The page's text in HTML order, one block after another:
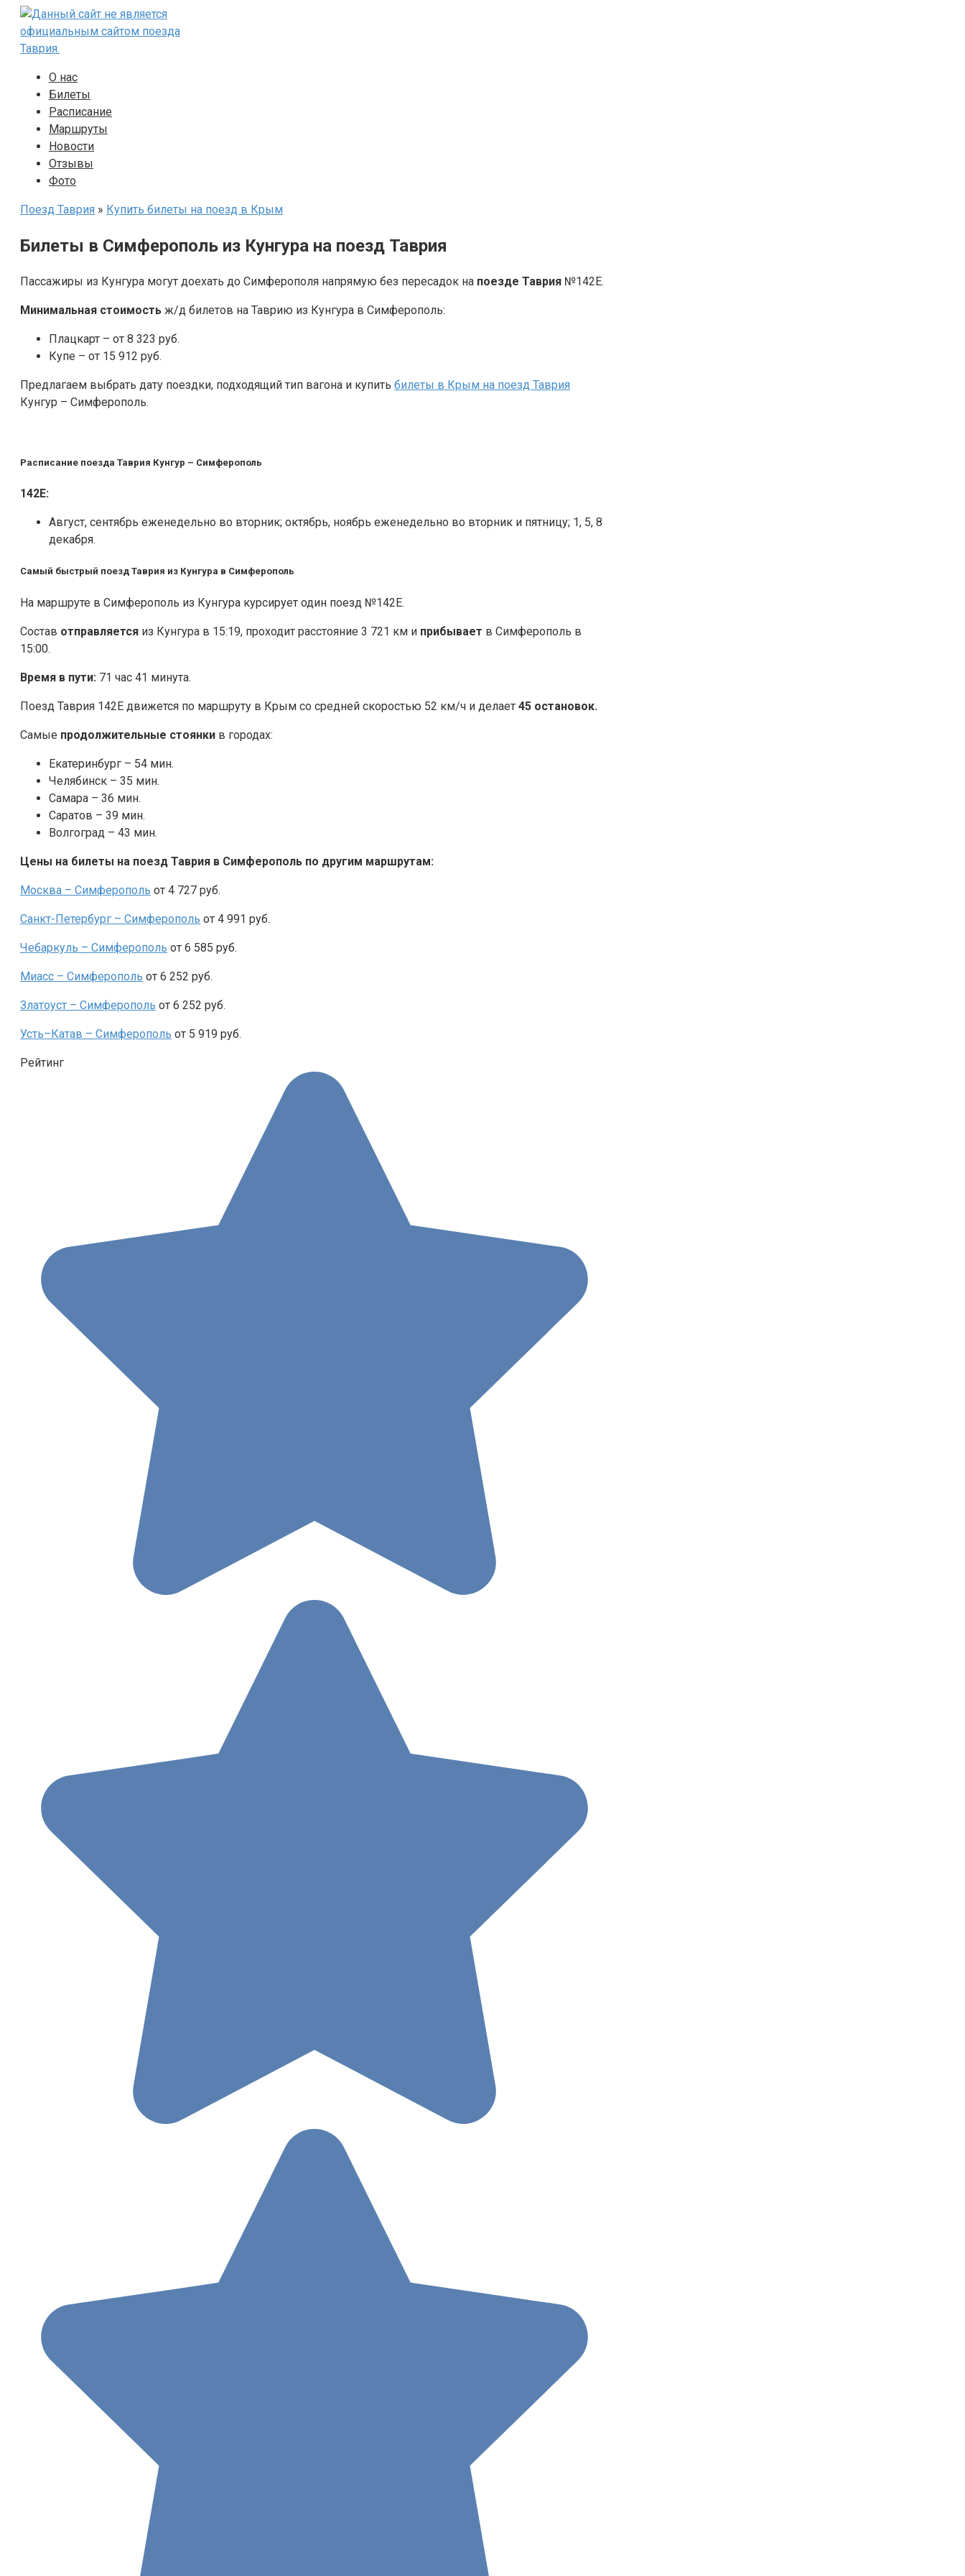
Перейти
контенту
О нас
Билеты
Расписание
Маршруты
Новости
Отзывы
Фото
Поезд Таврия » Купить билеты на поезд в Крым
Билеты в Симферополь из Кунгура на поезд Таврия
Пассажиры из Кунгура могут доехать до Симферополя напрямую без пересадок на поезде Таврия №142Е.
Минимальная стоимость ж/д билетов на Таврию из Кунгура в Симферополь:
Плацкарт – от 8 323 руб.
Купе – от 15 912 руб.
Предлагаем выбрать дату поездки, подходящий тип вагона и купить билеты в Крым на поезд Таврия
Кунгур – Симферополь.
Расписание поезда Таврия Кунгур – Симферополь
142Е:
Август, сентябрь еженедельно во вторник; октябрь, ноябрь еженедельно во вторник и пятницу; 1, 5, 8
декабря.
Самый быстрый поезд Таврия из Кунгура в Симферополь
На маршруте в Симферополь из Кунгура курсирует один поезд №142Е.
Состав отправляется из Кунгура в 15:19, проходит расстояние 3 721 км и прибывает в Симферополь в
15:00.
Время в пути: 71 час 41 минута.
Поезд Таврия 142Е движется по маршруту в Крым со средней скоростью 52 км/ч и делает 45 остановок.
Самые продолжительные стоянки в городах:
Екатеринбург – 54 мин.
Челябинск – 35 мин.
Самара – 36 мин.
Саратов – 39 мин.
Волгоград – 43 мин.
Цены на билеты на поезд Таврия в Симферополь по другим маршрутам:
Москва – Симферополь от 4 727 руб.
Санкт-Петербург – Симферополь от 4 991 руб.
Чебаркуль – Симферополь от 6 585 руб.
Миасс – Симферополь от 6 252 руб.
Златоуст – Симферополь от 6 252 руб.
Усть–Катав – Симферополь от 5 919 руб.
Рейтинг